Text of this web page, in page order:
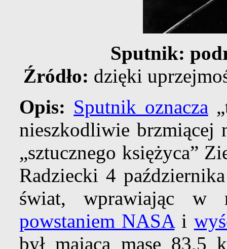
Sputnik:
Źródło: dzięki
Opis: Sputnik oznacza
nieszkodliwie brzmiącej
„sztucznego księżyca”
Radziecki 4
świat, wprawiając w
powstaniem NASAi
był mającą masę 83,5